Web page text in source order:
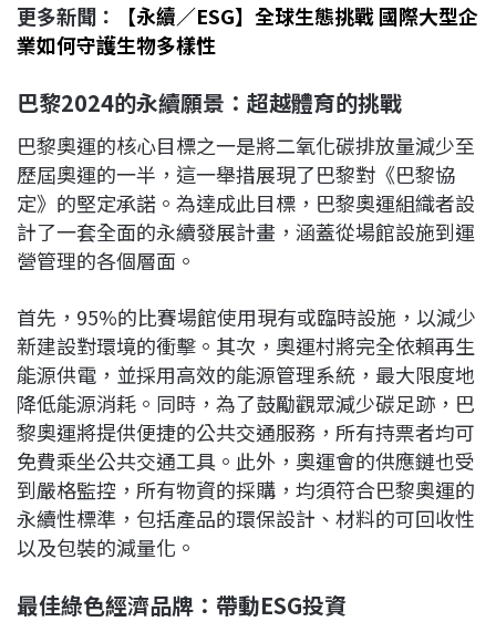
更多新聞：
【永續／ESG】全球生態挑戰 國際大型企
業如何守護生物多樣性
巴黎2024的永續願景：超越體育的挑戰
巴黎奧運的核心目標之一是將二氧化碳排放量減少至
歷屆奧運的一半，這一舉措展現了巴黎對《巴黎協
定》的堅定承諾。為達成此目標，巴黎奧運組織者設
計了一套全面的永續發展計畫，涵蓋從場館設施到運
營管理的各個層面。
首先，95%的比賽場館使用現有或臨時設施，以減少
新建設對環境的衝擊。其次，奧運村將完全依賴再生
能源供電，並採用高效的能源管理系統，最大限度地
降低能源消耗。同時，為了鼓勵觀眾減少碳足跡，巴
黎奧運將提供便捷的公共交通服務，所有持票者均可
免費乘坐公共交通工具。此外，奧運會的供應鏈也受
到嚴格監控，所有物資的採購，均須符合巴黎奧運的
永續性標準，包括產品的環保設計、材料的可回收性
以及包裝的減量化。
最佳綠色經濟品牌：帶動ESG投資